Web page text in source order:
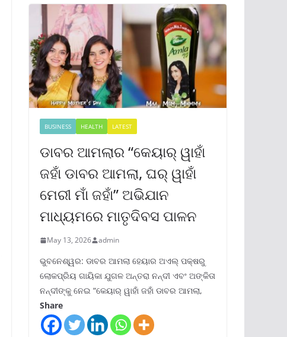
BUSINESS HEALTH LATEST
ଡାବର ଆମଲାର “କେୟାର୍ ୱାହାଁ
ଜହାଁ ଡାବର ଆମଲା, ଘର୍ ୱାହାଁ
ମେରୀ ମାଁ ଜହାଁ” ଅଭିଯାନ
ମାଧ୍ୟମରେ ମାତୃଦିବସ ପାଳନ
May 13, 2026 admin
ଭୁବନେଶ୍ୱର: ଡାବର ଆମଲା ହେୟାର ଅଏଲ୍ ପକ୍ଷରୁ
ଲୋକପ୍ରିୟ ଗାୟିକା ଯୁଗଳ ଅନ୍ତରା ନନ୍ଦୀ ଏବଂ ଅଙ୍କିତା
ନନ୍ଦୀଙ୍କୁ ନେଇ “କେୟାର୍ ୱାହାଁ ଜହାଁ ଡାବର ଆମଲା,
Share